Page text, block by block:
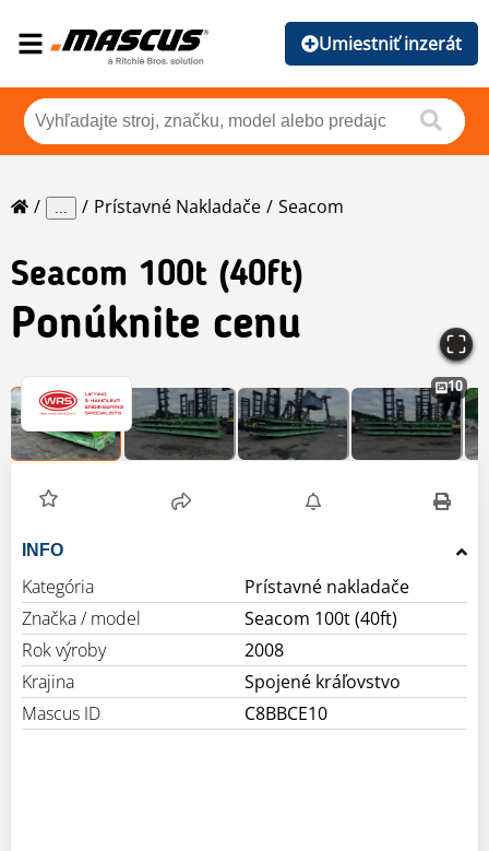
Umiestniť inzerát
... Prístavné Nakladače Seacom
Seacom 100t (40ft)
Ponúknite cenu
10
INFO
Kategória
Prístavné nakladače
Značka / model
Seacom 100t (40ft)
Rok výroby
2008
Krajina
Spojené kráľovstvo
Mascus ID
C8BBCE10